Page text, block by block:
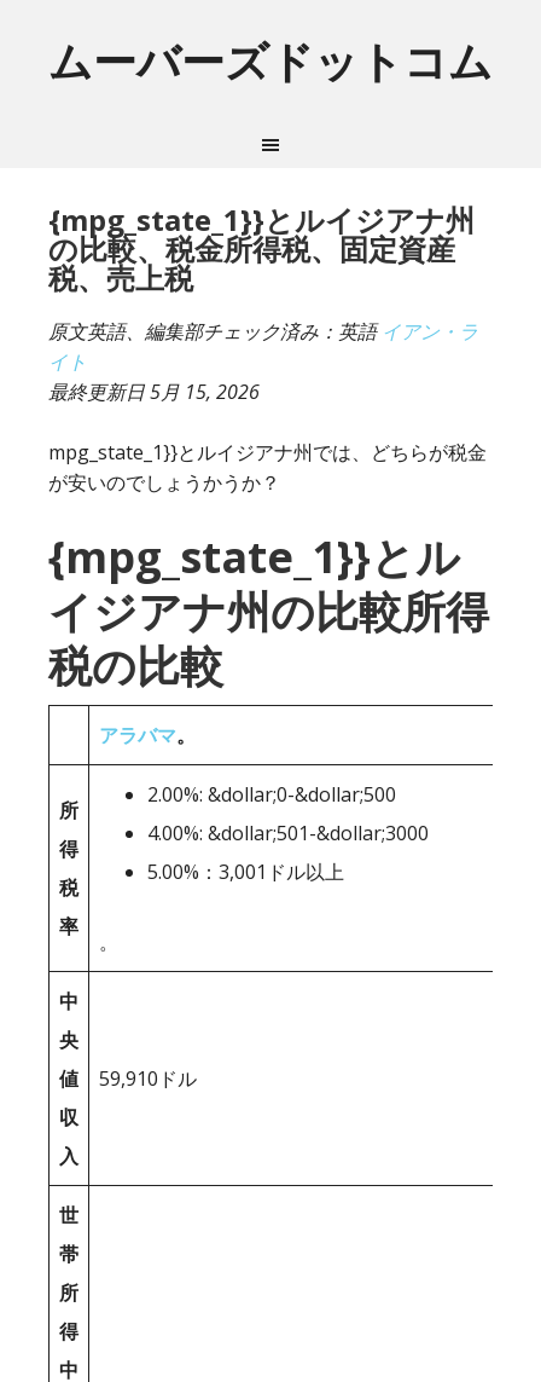
ムーバーズドットコム
{mpg_state_1}}とルイジアナ州
の比較、税金所得税、固定資産
税、売上税
原文英語、編集部チェック済み：英語イアン・ラ
イト
最終更新日5月 15, 2026
mpg_state_1}}とルイジアナ州では、どちらが税金
が安いのでしょうかうか？
{mpg_state_1}}とル
イジアナ州の比較所得
税の比較
アラバマ。
所
得
税
率
2.00%: &dollar;0-&dollar;500
4.00%: &dollar;501-&dollar;3000
5.00%：3,001ドル以上
。
中
央
値
収
入
59,910ドル
世
帯
所
得
中